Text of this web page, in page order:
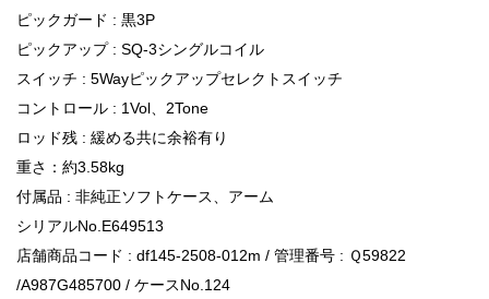
ピックガード : 黒3P
ピックアップ : SQ-3シングルコイル
スイッチ : 5Wayピックアップセレクトスイッチ
コントロール : 1Vol、2Tone
ロッド残 : 緩める共に余裕有り
重さ：約3.58kg
付属品 : 非純正ソフトケース、アーム
シリアルNo.E649513
店舗商品コード : df145-2508-012m / 管理番号 : Ｑ59822
/A987G485700 / ケースNo.124